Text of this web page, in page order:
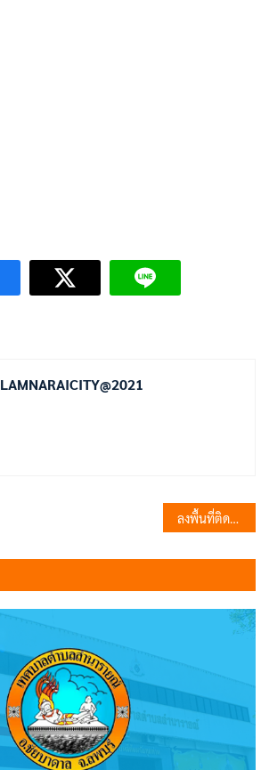
LAMNARAICITY@2021
ลงพื้นที่ติดตามงานขุดลอกคลองระบายน้ำ